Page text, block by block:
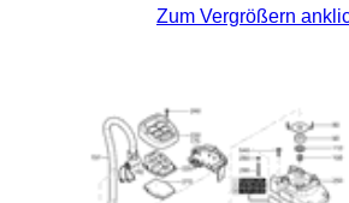
Zum Vergrößern